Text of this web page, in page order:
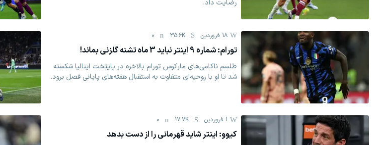
رضایت داد.
18 فروردين 35.6K
0
تورام: شماره 9 اینتر نباید 3 ماه تشنه گلزنی بماند!
طلسم ناکامی‌های مارکوس تورام بالاخره در پایتخت ایتالیا شکسته
شد تا او با روحیه‌ای متفاوت به استقبال هفته‌های پایانی فصل برود.
1 فروردين 17.7K
0
کیوو: اینتر شاید قهرمانی را از دست بدهد